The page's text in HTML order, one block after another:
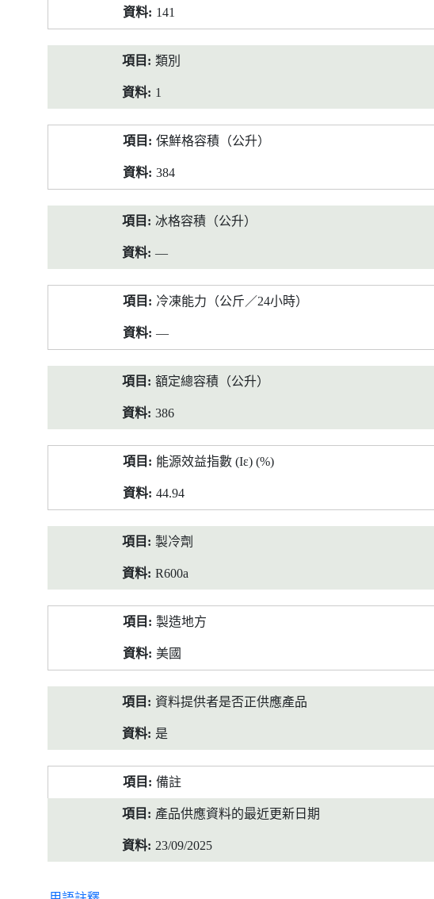
141
類別
1
保鮮格容積（公升）
384
冰格容積（公升）
—
冷凍能力（公斤／24小時）
—
額定總容積（公升）
386
能源效益指數 (Iε) (%)
44.94
製冷劑
R600a
製造地方
美國
資料提供者是否正供應產品
是
備註
產品供應資料的最近更新日期
23/09/2025